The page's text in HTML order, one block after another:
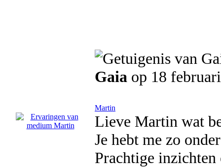
Gaia op 18
Martin
Lieve Martin wat
Je hebt me zo
Prachtige inzichten